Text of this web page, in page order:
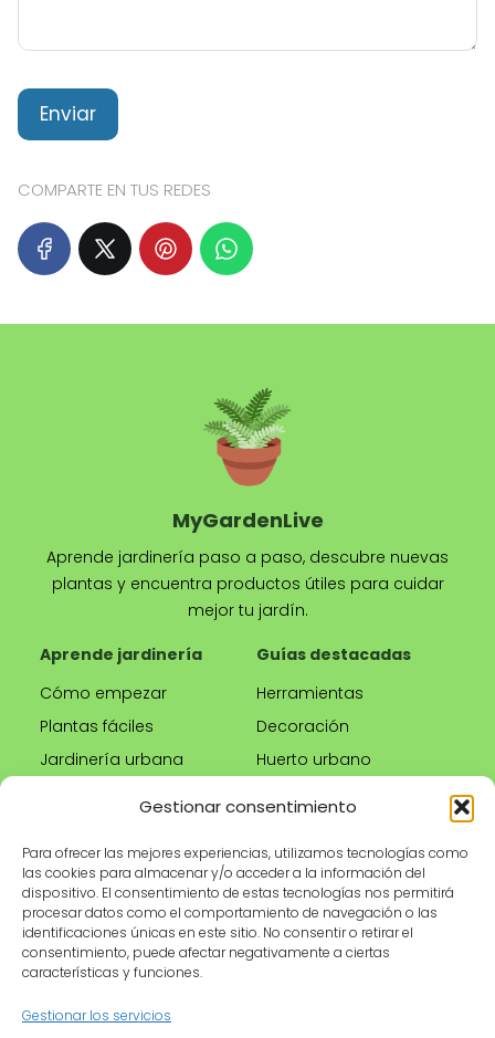
Gestionar consentimiento
Para ofrecer las mejores experiencias, utilizamos tecnologías como
las cookies para almacenar y/o acceder a la información del
dispositivo. El consentimiento de estas tecnologías nos permitirá
procesar datos como el comportamiento de navegación o las
identificaciones únicas en este sitio. No consentir o retirar el
consentimiento, puede afectar negativamente a ciertas
características y funciones.
Gestionar los servicios
COMPARTE EN TUS REDES
MyGardenLive
Aprende jardinería paso a paso, descubre nuevas
plantas y encuentra productos útiles para cuidar
mejor tu jardín.
Aprende jardinería
Cómo empezar
Plantas fáciles
Jardinería urbana
Guías destacadas
Herramientas
Decoración
Huerto urbano
Tienda
Productos
recomendados
Herramientas de
Información legal
Aviso legal
Política de privacidad